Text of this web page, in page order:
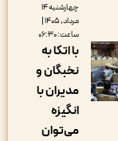
چهارشنبه ۱۴
مرداد, ۱۴۰۵ |
با اتکا به
نخبگان و
مدیران با
می‌توان